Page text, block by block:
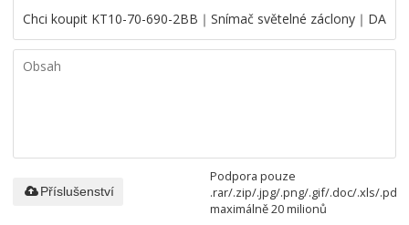
Podpora pouze
.rar/.zip/.jpg/.png/.gif/.doc/.xls/.pdf,
maximálně 20 milionů
Příslušenství